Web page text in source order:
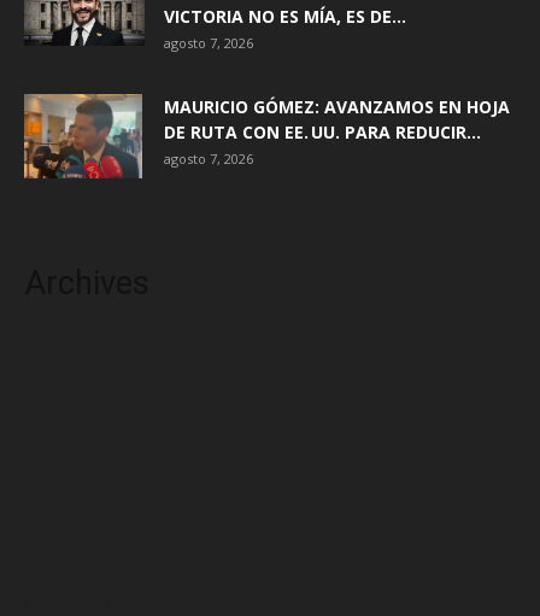
VICTORIA NO ES MÍA, ES DE...
agosto 7, 2026
MAURICIO GÓMEZ: AVANZAMOS EN HOJA
DE RUTA CON EE. UU. PARA REDUCIR...
agosto 7, 2026